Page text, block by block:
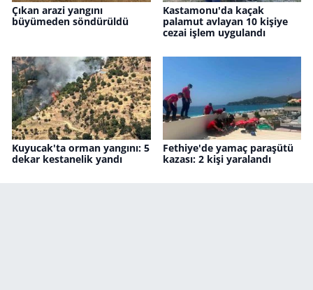
Çıkan arazi yangını
büyümeden söndürüldü
Kastamonu'da kaçak
palamut avlayan 10 kişiye
cezai işlem uygulandı
Kuyucak'ta orman yangını: 5
dekar kestanelik yandı
Fethiye'de yamaç paraşütü
kazası: 2 kişi yaralandı